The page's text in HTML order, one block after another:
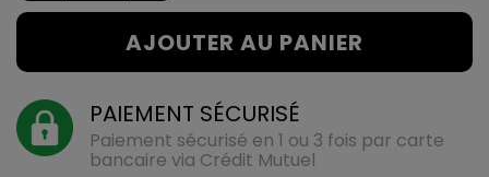
AJOUTER AU PANIER
PAIEMENT SÉCURISÉ
Paiement sécurisé en 1 ou 3 fois par carte
bancaire via Crédit Mutuel